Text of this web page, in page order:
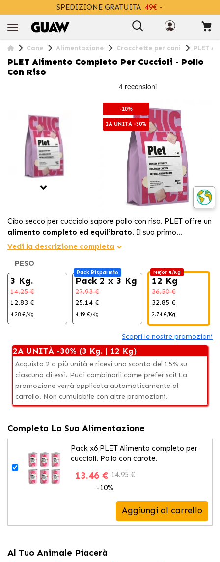
SPEDIZIONE GRATUITA 49€ -
Cane Alimentazione Crocchette per cani PLET
PLET Alimento Completo Per Cuccioli - Pollo
Con Riso
-10%
2A UNITÀ -30%
Cibo secco per cucciolo sapore pollo con riso. PLET offre un
alimento completo ed equilibrato. Il suo primo
ingrediente, il20% di pollo fresco
nutrizionale nella prima fase della vita del cucciolo.
Crescita ottimale:Calcio e fosforo per ossa e denti
Salute digestiva:
Sviluppo del cuore:Cuore resistente e sano.
Vedi la descrizione completa
PESO
3 Kg.
14.25 €
12.83 €
4.28 €/Kg
Pack Risparmio
Pack 2 x 3 Kg
27.93 €
25.14 €
4.19 €/Kg
Mejor €/Kg
12 Kg
36.50 €
32.85 €
2.74 €/Kg
Scopri le nostre promozioni
2A UNITÀ -30% (3 Kg. | 12 Kg)
Acquista 2 o più unità e ricevi uno sconto del 15% su
ciascuno di essi. Puoi combinarli come preferisci! La
promozione verrà applicata automaticamente al
carrello. Non cumulabile con altre promozioni.
Completa La Sua Alimentazione
Pack x6 PLET Alimento completo per
cuccioli. Pollo con carote.
13.46 € 14.95 €
-10%
Aggiungi al carrello
Al Tuo Animale Piacerà